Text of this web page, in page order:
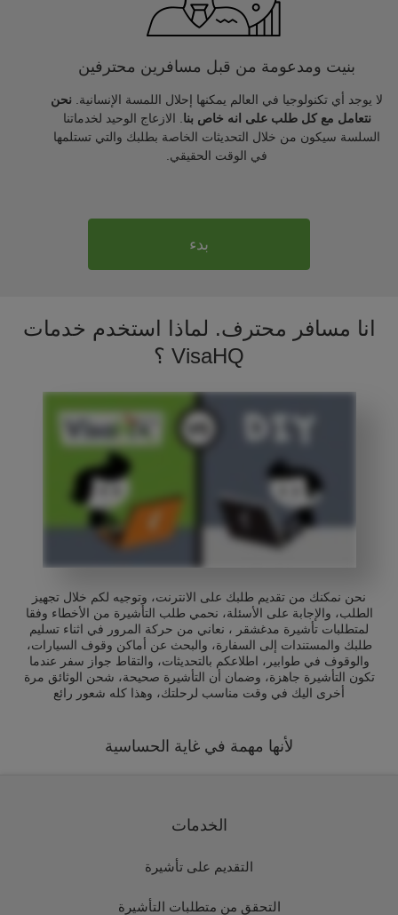
بنيت ومدعومة من قبل مسافرين محترفين
لا يوجد أي تكنولوجيا في العالم يمكنها إحلال اللمسة الإنسانية. نحن
نتعامل مع كل طلب على انه خاص بنا . الازعاج الوحيد لخدماتنا
السلسة سيكون من خلال التحديثات الخاصة بطلبك والتي تستلمها
في الوقت الحقيقي.
بدء
انا مسافر محترف. لماذا استخدم خدمات
VisaHQ ؟
نحن نمكنك من تقديم طلبك على الانترنت، وتوجيه لكم خلال تجهيز
الطلب، والإجابة على الأسئلة، نحمي طلب التأشيرة من الأخطاء وفقا
لمتطلبات تأشيرة مدغشقر ، نعاني من حركة المرور في اثناء تسليم
طلبك والمستندات إلى السفارة، والبحث عن أماكن وقوف السيارات،
والوقوف في طوابير، اطلاعكم بالتحديثات، والتقاط جواز سفر عندما
تكون التأشيرة جاهزة، وضمان أن التأشيرة صحيحة، شحن الوثائق مرة
أخرى اليك في وقت مناسب لرحلتك، وهذا كله شعور رائع
لأنها مهمة في غاية الحساسية
الخدمات
التقديم على تأشيرة
التحقق من متطلبات التأشيرة